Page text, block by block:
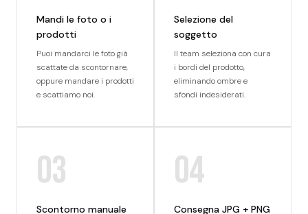
Mandi le foto o i
prodotti
Puoi mandarci le foto già
scattate da scontornare,
oppure mandare i prodotti
e scattiamo noi.
Selezione del
soggetto
Il team seleziona con cura
i bordi del prodotto,
eliminando ombre e
sfondi indesiderati.
03
Scontorno manuale
04
Consegna JPG + PNG